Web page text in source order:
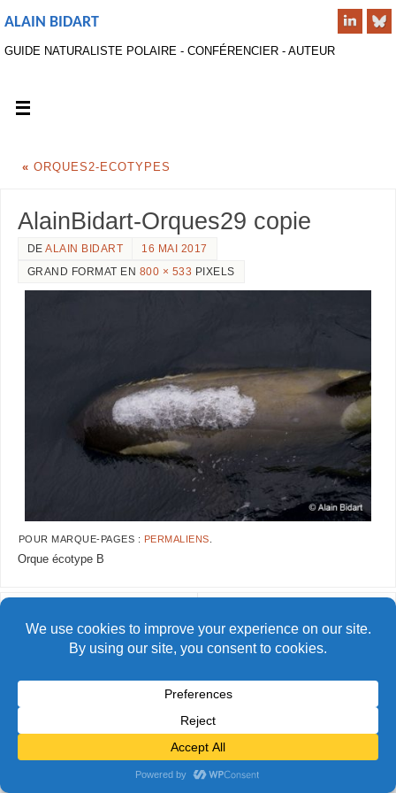
ALAIN BIDART
GUIDE NATURALISTE POLAIRE - CONFÉRENCIER - AUTEUR
« ORQUES2-ECOTYPES
AlainBidart-Orques29 copie
DEALAIN BIDART
16 MAI 2017
GRAND FORMAT EN 800 × 533 PIXELS
POUR MARQUE-PAGES : PERMALIENS
Orque écotype B
© Alain Bidart (2026) - Tous droits réservés
FIÈREMENT PROPULSÉ PARPARABOLA